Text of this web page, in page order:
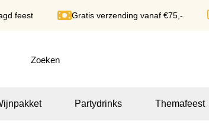
feest Gratis verzending vanaf €75,-
Partydrinks Themafeest